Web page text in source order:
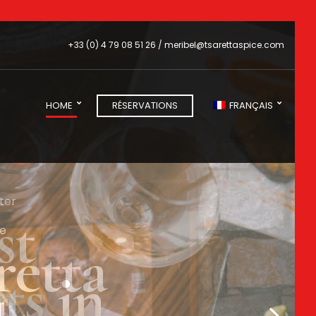
+33 (0) 4 79 08 51 26 / meribel@tsarettaspice.com
HOME RÉSERVATIONS FRANÇAIS
in
de